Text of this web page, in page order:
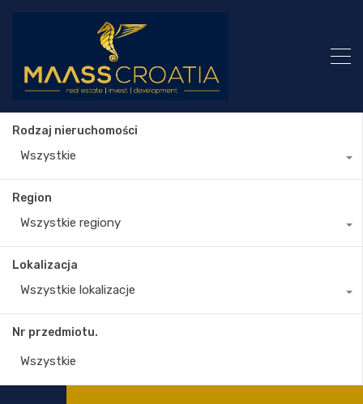
Rodzaj nieruchomości
Wszystkie
Region
Wszystkie regiony
Lokalizacja
Wszystkie lokalizacje
Nr przedmiotu.